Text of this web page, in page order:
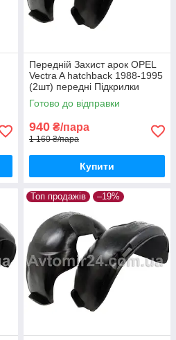
Передній Захист арок OPEL
Vectra A hatchback 1988-1995
(2шт) передні Підкрилки
Опель Вектра А хетчбек пара
передніх
Готово до відправки
940 ₴/пара
1 160 ₴/пара
Купити
Топ продажів –19%